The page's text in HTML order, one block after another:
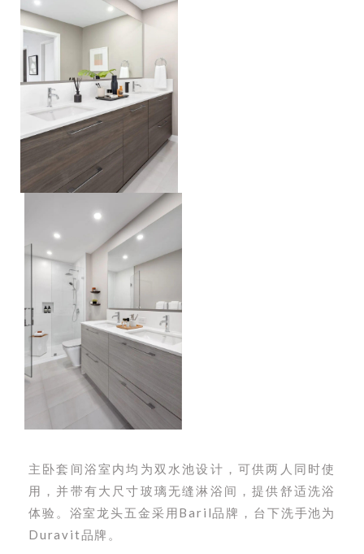
主卧套间浴室内均为双水池设计，可供两人同时使
用，并带有大尺寸玻璃无缝淋浴间，提供舒适洗浴
体验。浴室龙头五金采用Baril品牌，台下洗手池为
Duravit品牌。